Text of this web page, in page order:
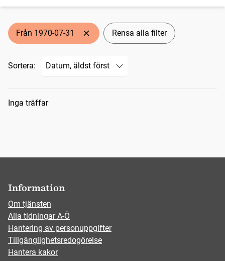
Från 1970-07-31 Rensa alla filter
Sortera:
Sökresultat
Inga träffar
Information
Om tjänsten
Alla tidningar A-Ö
Hantering av personuppgifter
Tillgänglighetsredogörelse
Hantera kakor